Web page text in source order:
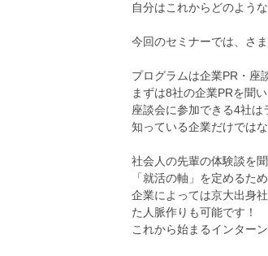
自分はこれからどのよう
今回のセミナーでは、さ
プログラムは企業PR・座
まずは8社の企業PRを聞
座談会に参加できる4社は
知っている企業だけでは
社会人の先輩の体験談を
「就活の軸」を定めるた
企業によっては京大出身
た人脈作りも可能です！
これから始まるインター